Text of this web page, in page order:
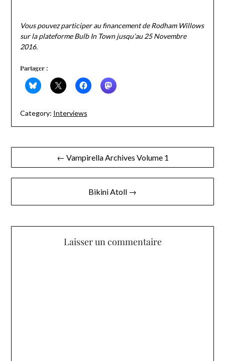
Vous pouvez participer au financement de Rodham Willows
sur la plateforme Bulb In Town jusqu’au 25 Novembre
2016.
Partager :
Category: Interviews
Navigation
de
← Vampirella Archives Volume 1
Bikini Atoll →
Laisser un commentaire